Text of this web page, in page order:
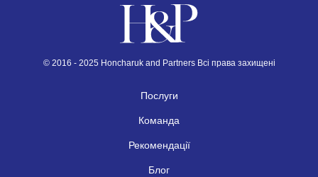
© 2016 - 2025 Honcharuk and Partners Всі права захищені
Послуги
Команда
Рекомендації
Блог